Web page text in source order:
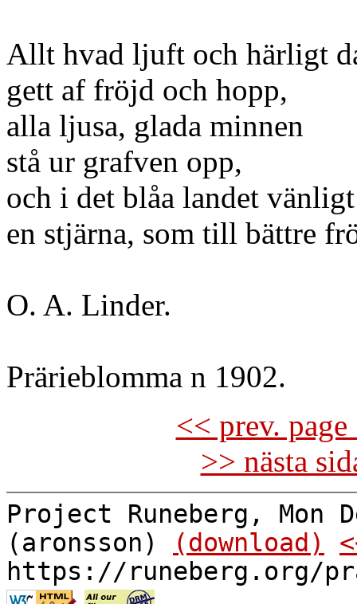
Allt hvad ljuft och härligt
gett af fröjd och hopp,
alla ljusa, glada minnen
stå ur grafven opp,
och i det blåa landet
en stjärna, som till bättre
O. A. Linder.
Prärieblomma n 1902.
<< prev.
>> nästa
Project Runeberg, Mon
(aronsson)
(download)
https://runeberg.org/